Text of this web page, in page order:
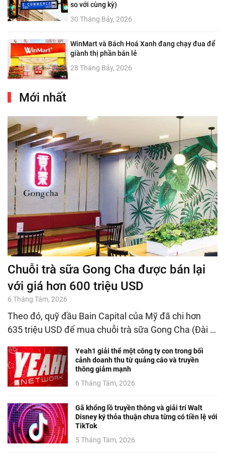
so với cùng kỳ)
30 Tháng Bảy, 2026
WinMart và Bách Hoá Xanh đang chạy đua để
giành thị phần bán lẻ
28 Tháng Bảy, 2026
Mới nhất
Chuỗi trà sữa Gong Cha được bán lại
với giá hơn 600 triệu USD
6 Tháng Tám, 2026
Theo đó, quỹ đầu Bain Capital của Mỹ đã chi hơn
635 triệu USD để mua chuỗi trà sữa Gong Cha (Đài …
Yeah1 giải thể một công ty con trong bối
cảnh doanh thu từ quảng cáo và truyền
thông giảm mạnh
6 Tháng Tám, 2026
Gã khổng lồ truyền thông và giải trí Walt
Disney ký thỏa thuận chưa từng có tiền lệ với
TikTok
5 Tháng Tám, 2026